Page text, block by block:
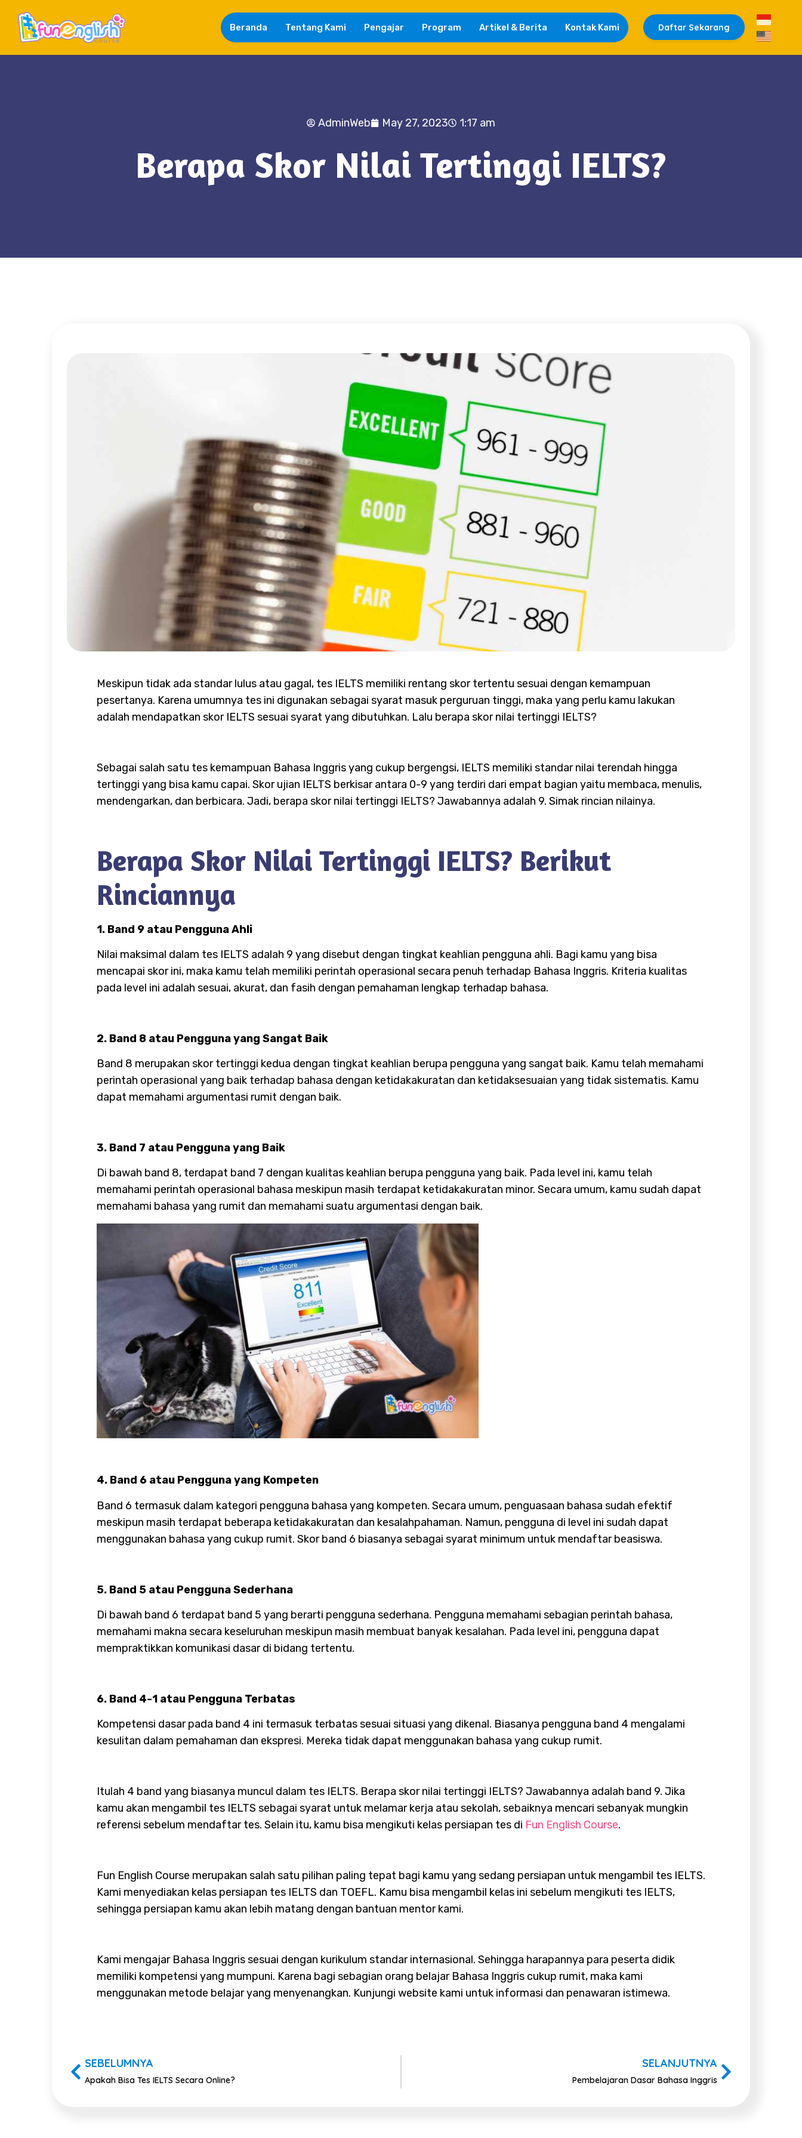
Beranda Tentang Kami Pengajar Program Artikel & Berita Kontak Kami Daftar Sekarang
AdminWeb May 27, 2023 1:17 am
Berapa Skor Nilai Tertinggi IELTS?
Meskipun tidak ada standar lulus atau gagal, tes IELTS memiliki rentang skor tertentu sesuai dengan kemampuan
pesertanya. Karena umumnya tes ini digunakan sebagai syarat masuk perguruan tinggi, maka yang perlu kamu lakukan
adalah mendapatkan skor IELTS sesuai syarat yang dibutuhkan. Lalu berapa skor nilai tertinggi IELTS?
Sebagai salah satu tes kemampuan Bahasa Inggris yang cukup bergengsi, IELTS memiliki standar nilai terendah hingga
tertinggi yang bisa kamu capai. Skor ujian IELTS berkisar antara 0-9 yang terdiri dari empat bagian yaitu membaca, menulis,
mendengarkan, dan berbicara. Jadi, berapa skor nilai tertinggi IELTS? Jawabannya adalah 9. Simak rincian nilainya.
Berapa Skor Nilai Tertinggi IELTS? Berikut
Rinciannya
1. Band 9 atau Pengguna Ahli
Nilai maksimal dalam tes IELTS adalah 9 yang disebut dengan tingkat keahlian pengguna ahli. Bagi kamu yang bisa
mencapai skor ini, maka kamu telah memiliki perintah operasional secara penuh terhadap Bahasa Inggris. Kriteria kualitas
pada level ini adalah sesuai, akurat, dan fasih dengan pemahaman lengkap terhadap bahasa.
2. Band 8 atau Pengguna yang Sangat Baik
Band 8 merupakan skor tertinggi kedua dengan tingkat keahlian berupa pengguna yang sangat baik. Kamu telah memahami
perintah operasional yang baik terhadap bahasa dengan ketidakakuratan dan ketidaksesuaian yang tidak sistematis. Kamu
dapat memahami argumentasi rumit dengan baik.
3. Band 7 atau Pengguna yang Baik
Di bawah band 8, terdapat band 7 dengan kualitas keahlian berupa pengguna yang baik. Pada level ini, kamu telah
memahami perintah operasional bahasa meskipun masih terdapat ketidakakuratan minor. Secara umum, kamu sudah dapat
memahami bahasa yang rumit dan memahami suatu argumentasi dengan baik.
4. Band 6 atau Pengguna yang Kompeten
Band 6 termasuk dalam kategori pengguna bahasa yang kompeten. Secara umum, penguasaan bahasa sudah efektif
meskipun masih terdapat beberapa ketidakakuratan dan kesalahpahaman. Namun, pengguna di level ini sudah dapat
menggunakan bahasa yang cukup rumit. Skor band 6 biasanya sebagai syarat minimum untuk mendaftar beasiswa.
5. Band 5 atau Pengguna Sederhana
Di bawah band 6 terdapat band 5 yang berarti pengguna sederhana. Pengguna memahami sebagian perintah bahasa,
memahami makna secara keseluruhan meskipun masih membuat banyak kesalahan. Pada level ini, pengguna dapat
mempraktikkan komunikasi dasar di bidang tertentu.
6. Band 4-1 atau Pengguna Terbatas
Kompetensi dasar pada band 4 ini termasuk terbatas sesuai situasi yang dikenal. Biasanya pengguna band 4 mengalami
kesulitan dalam pemahaman dan ekspresi. Mereka tidak dapat menggunakan bahasa yang cukup rumit.
Itulah 4 band yang biasanya muncul dalam tes IELTS. Berapa skor nilai tertinggi IELTS? Jawabannya adalah band 9. Jika
kamu akan mengambil tes IELTS sebagai syarat untuk melamar kerja atau sekolah, sebaiknya mencari sebanyak mungkin
referensi sebelum mendaftar tes. Selain itu, kamu bisa mengikuti kelas persiapan tes di Fun English Course.
Fun English Course merupakan salah satu pilihan paling tepat bagi kamu yang sedang persiapan untuk mengambil tes IELTS.
Kami menyediakan kelas persiapan tes IELTS dan TOEFL. Kamu bisa mengambil kelas ini sebelum mengikuti tes IELTS,
sehingga persiapan kamu akan lebih matang dengan bantuan mentor kami.
Kami mengajar Bahasa Inggris sesuai dengan kurikulum standar internasional. Sehingga harapannya para peserta didik
memiliki kompetensi yang mumpuni. Karena bagi sebagian orang belajar Bahasa Inggris cukup rumit, maka kami
menggunakan metode belajar yang menyenangkan. Kunjungi website kami untuk informasi dan penawaran istimewa.
SEBELUMNYA
Apakah Bisa Tes IELTS Secara Online?
SELANJUTNYA
Pembelajaran Dasar Bahasa Inggris